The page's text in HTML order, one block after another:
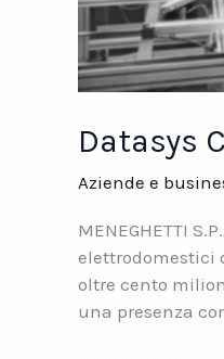
Datasys
Aziende e
MENEGHETTI
elettrodomestici
oltre cento
una presenza